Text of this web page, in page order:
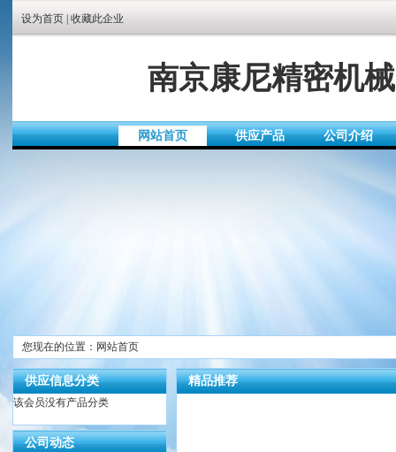
设为首页 收藏此企业
南京康尼精密机械
网站首页 供应产品 公司介绍
您现在的位置：网站首页
供应信息分类
该会员没有产品分类
公司动态
精品推荐